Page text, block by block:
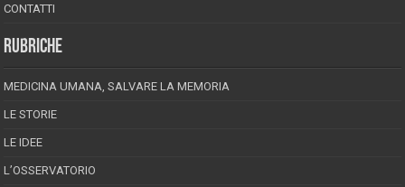
CONTATTI
RUBRICHE
MEDICINA UMANA, SALVARE LA MEMORIA
LE STORIE
LE IDEE
L’OSSERVATORIO